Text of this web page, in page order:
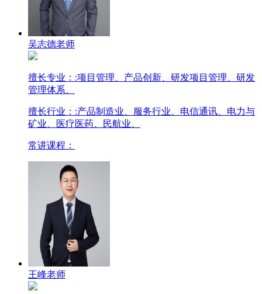
吴志德老师
擅长专业： :项目管理、产品创新、研发项目管理、研发
管理体系、
擅长行业： :产品制造业、服务行业、电信通讯、电力与
矿业、医疗医药、民航业、
常讲课程：
王峰老师